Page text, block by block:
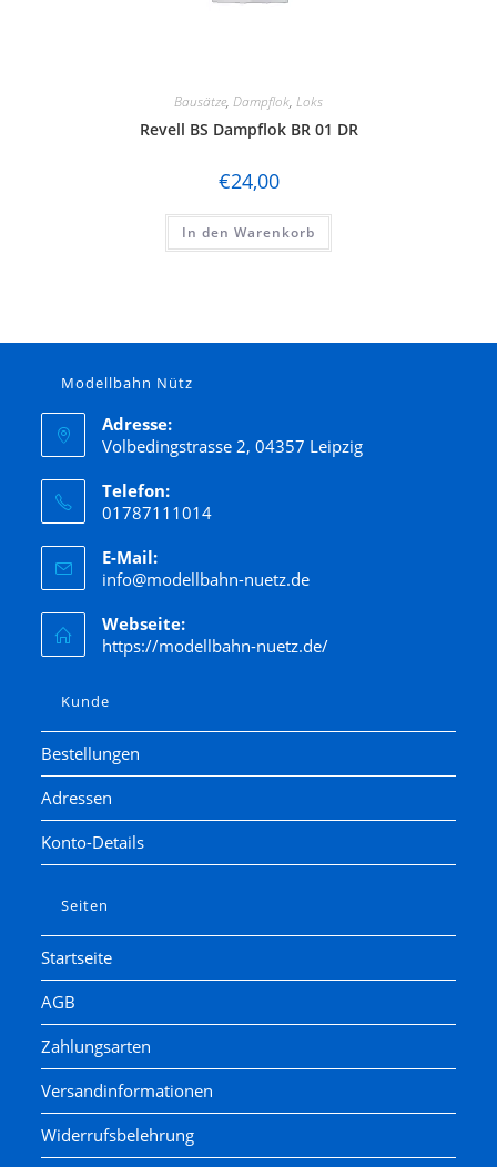
Bausätze, Dampflok, Loks
Revell BS Dampflok BR 01 DR
€24,00
In den Warenkorb
Modellbahn Nütz
Adresse:
Volbedingstrasse 2, 04357 Leipzig
Telefon:
01787111014
E-Mail:
info@modellbahn-nuetz.de
Webseite:
https://modellbahn-nuetz.de/
Kunde
Bestellungen
Adressen
Konto-Details
Seiten
Startseite
AGB
Zahlungsarten
Versandinformationen
Widerrufsbelehrung